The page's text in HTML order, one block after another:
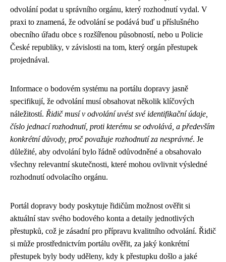
odvolání podat u správního orgánu, který rozhodnutí vydal. V
praxi to znamená, že odvolání se podává buď u příslušného
obecního úřadu obce s rozšířenou působností, nebo u Policie
České republiky, v závislosti na tom, který orgán přestupek
projednával.
Informace o bodovém systému na portálu dopravy jasně
specifikují, že odvolání musí obsahovat několik klíčových
náležitostí. Řidič musí v odvolání uvést své identifikační údaje,
číslo jednací rozhodnutí, proti kterému se odvolává, a především
konkrétní důvody, proč považuje rozhodnutí za nesprávné. Je
důležité, aby odvolání bylo řádně odůvodněné a obsahovalo
všechny relevantní skutečnosti, které mohou ovlivnit výsledné
rozhodnutí odvolacího orgánu.
Portál dopravy body poskytuje řidičům možnost ověřit si
aktuální stav svého bodového konta a detaily jednotlivých
přestupků, což je zásadní pro přípravu kvalitního odvolání. Řidič
si může prostřednictvím portálu ověřit, za jaký konkrétní
přestupek byly body uděleny, kdy k přestupku došlo a jaké